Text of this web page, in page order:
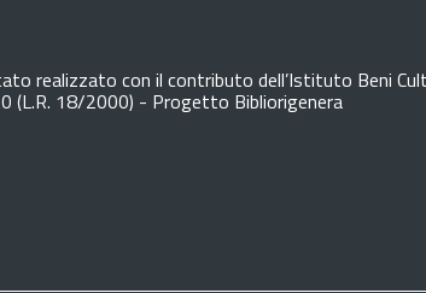
realizzato con il contributo dell’Istituto Beni
(L.R. 18/2000) - Progetto Bibliorigenera